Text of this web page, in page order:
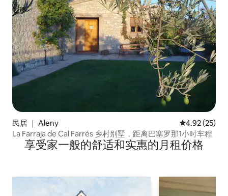
民居 ｜ Aleny 平均评分
4.92 (25)
La Farraja de Cal Farrés 乡村别墅，距离巴塞罗那1小时车程
享受家一般的舒适和实惠的月租价格